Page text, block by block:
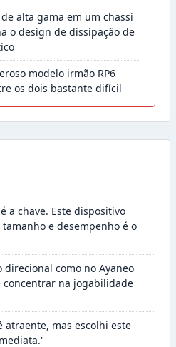
alta gama em um chassi
o design de dissipação de
modelo irmão RP6
os dois bastante difícil
a chave. Este dispositivo
e desempenho é o
direcional como no Ayaneo
concentrar na jogabilidade
atraente, mas escolhi este